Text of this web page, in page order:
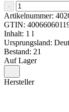
-
Artikelnummer:
GTIN:
Inhalt: 1 l
Ursprungsland:
Bestand: 21
Auf Lager
Hersteller